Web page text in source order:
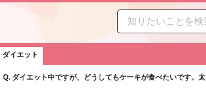
ダイエット
Q. ダイエット中ですが、どうしてもケーキが食べたいです。